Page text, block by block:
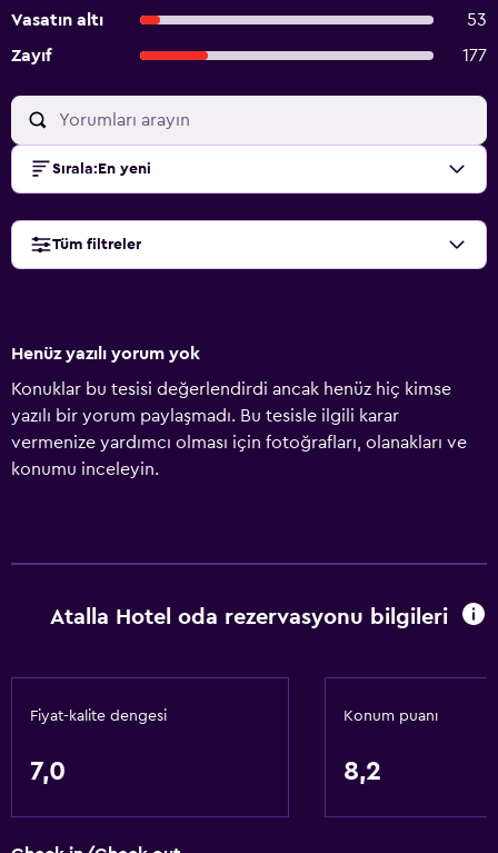
Vasatın altı
53
Zayıf
177
Sırala: En yeni
Tüm filtreler
Henüz yazılı yorum yok
Konuklar bu tesisi değerlendirdi ancak henüz hiç kimse
yazılı bir yorum paylaşmadı. Bu tesisle ilgili karar
vermenize yardımcı olması için fotoğrafları, olanakları ve
konumu inceleyin.
Atalla Hotel oda rezervasyonu bilgileri
Fiyat-kalite dengesi
7,0
Konum puanı
8,2